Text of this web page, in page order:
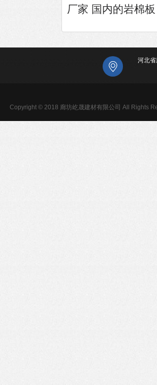
厂家 国内的岩棉板
河北
Copyright © 2018 廊坊屹晟建材有限公司 All Rights